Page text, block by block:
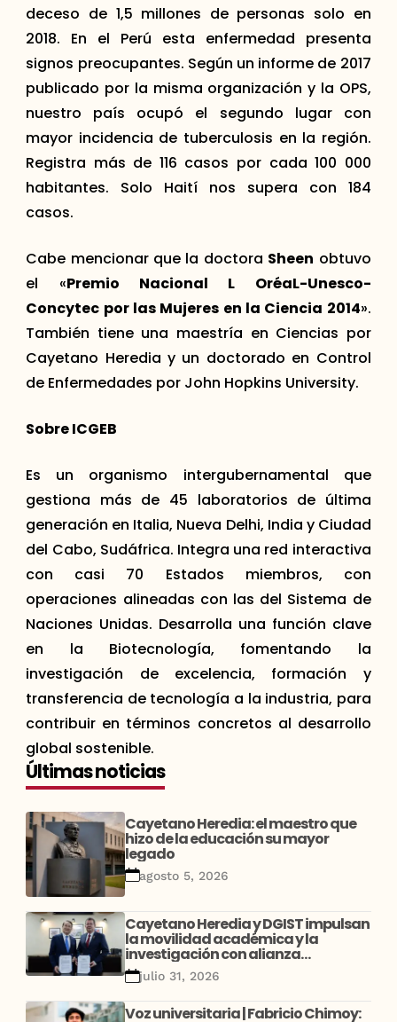
deceso de 1,5 millones de personas solo en
2018. En el Perú esta enfermedad presenta
signos preocupantes. Según un informe de 2017
publicado por la misma organización y la OPS,
nuestro país ocupó el segundo lugar con
mayor incidencia de tuberculosis en la región.
Registra más de 116 casos por cada 100 000
habitantes. Solo Haití nos supera con 184
casos.
Cabe mencionar que la doctora Sheen obtuvo
el «Premio Nacional L OréaL-Unesco-
Concytec por las Mujeres en la Ciencia 2014».
También tiene una maestría en Ciencias por
Cayetano Heredia y un doctorado en Control
de Enfermedades por John Hopkins University.
Sobre ICGEB
Es un organismo intergubernamental que
gestiona más de 45 laboratorios de última
generación en Italia, Nueva Delhi, India y Ciudad
del Cabo, Sudáfrica. Integra una red interactiva
con casi 70 Estados miembros, con
operaciones alineadas con las del Sistema de
Naciones Unidas. Desarrolla una función clave
en la Biotecnología, fomentando la
investigación de excelencia, formación y
transferencia de tecnología a la industria, para
contribuir en términos concretos al desarrollo
global sostenible.
Últimas noticias
Cayetano Heredia: el maestro que
hizo de la educación su mayor
legado
agosto 5, 2026
Cayetano Heredia y DGIST impulsan
la movilidad académica y la
investigación con alianza
estratégica entre Perú y Corea
julio 31, 2026
Voz universitaria | Fabricio Chimoy: